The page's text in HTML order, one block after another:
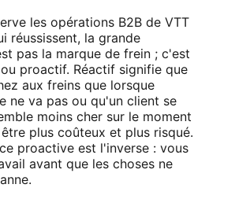
les opérations B2B de VTT
réussissent, la grande
pas la marque de frein ; c'est
proactif. Réactif signifie que
aux freins que lorsque
ne va pas ou qu'un client se
moins cher sur le moment
plus coûteux et plus risqué.
proactive est l'inverse : vous
avant que les choses ne